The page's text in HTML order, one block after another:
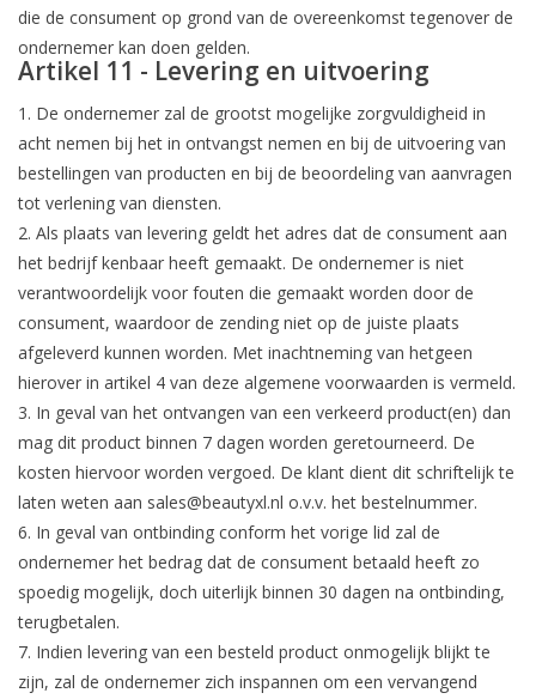
die de consument op grond van de overeenkomst tegenover de
ondernemer kan doen gelden.
Artikel 11 - Levering en uitvoering
1. De ondernemer zal de grootst mogelijke zorgvuldigheid in
acht nemen bij het in ontvangst nemen en bij de uitvoering van
bestellingen van producten en bij de beoordeling van aanvragen
tot verlening van diensten.
2. Als plaats van levering geldt het adres dat de consument aan
het bedrijf kenbaar heeft gemaakt. De ondernemer is niet
verantwoordelijk voor fouten die gemaakt worden door de
consument, waardoor de zending niet op de juiste plaats
afgeleverd kunnen worden. Met inachtneming van hetgeen
hierover in artikel 4 van deze algemene voorwaarden is vermeld.
3. In geval van het ontvangen van een verkeerd product(en) dan
mag dit product binnen 7 dagen worden geretourneerd. De
kosten hiervoor worden vergoed. De klant dient dit schriftelijk te
laten weten aan sales@beautyxl.nl o.v.v. het bestelnummer.
6. In geval van ontbinding conform het vorige lid zal de
ondernemer het bedrag dat de consument betaald heeft zo
spoedig mogelijk, doch uiterlijk binnen 30 dagen na ontbinding,
terugbetalen.
7. Indien levering van een besteld product onmogelijk blijkt te
zijn, zal de ondernemer zich inspannen om een vervangend